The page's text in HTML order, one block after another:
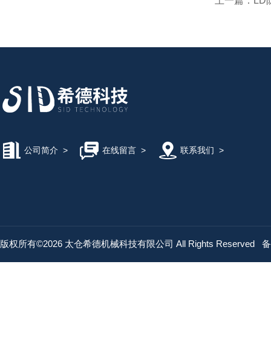
公司简介 > 在线留言> 联系我们 >
版权所有©2026 太仓希德机械科技有限公司 All Rights Reserved